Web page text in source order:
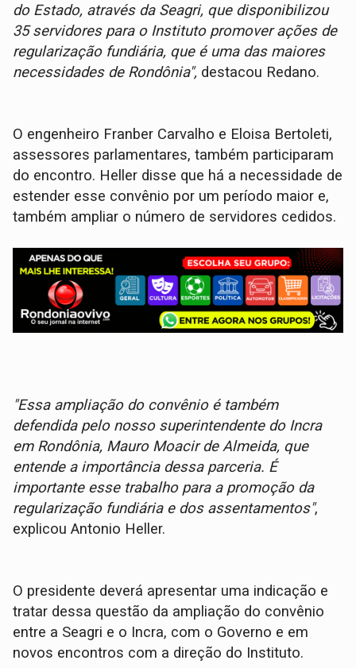
do Estado, através da Seagri, que disponibilizou
35 servidores para o Instituto promover ações de
regularização fundiária, que é uma das maiores
necessidades de Rondônia", destacou Redano.
O engenheiro Franber Carvalho e Eloisa Bertoleti,
assessores parlamentares, também participaram
do encontro. Heller disse que há a necessidade de
estender esse convênio por um período maior e,
também ampliar o número de servidores cedidos.
"Essa ampliação do convênio é também
defendida pelo nosso superintendente do Incra
em Rondônia, Mauro Moacir de Almeida, que
entende a importância dessa parceria. É
importante esse trabalho para a promoção da
regularização fundiária e dos assentamentos",
explicou Antonio Heller.
O presidente deverá apresentar uma indicação e
tratar dessa questão da ampliação do convênio
entre a Seagri e o Incra, com o Governo e em
novos encontros com a direção do Instituto.